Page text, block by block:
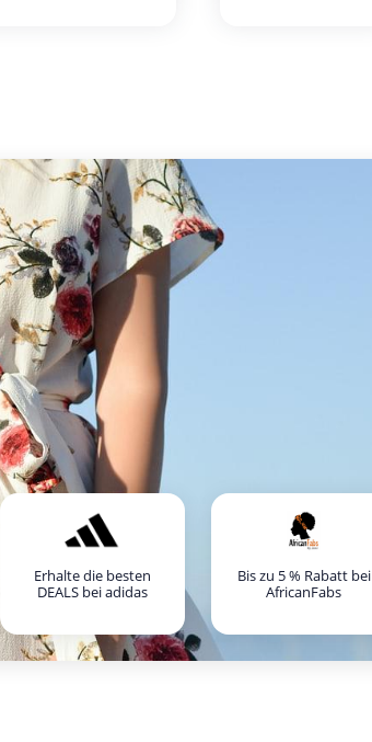
Erhalte die besten
DEALS bei adidas
Bis zu 5 % Rabatt bei
AfricanFabs